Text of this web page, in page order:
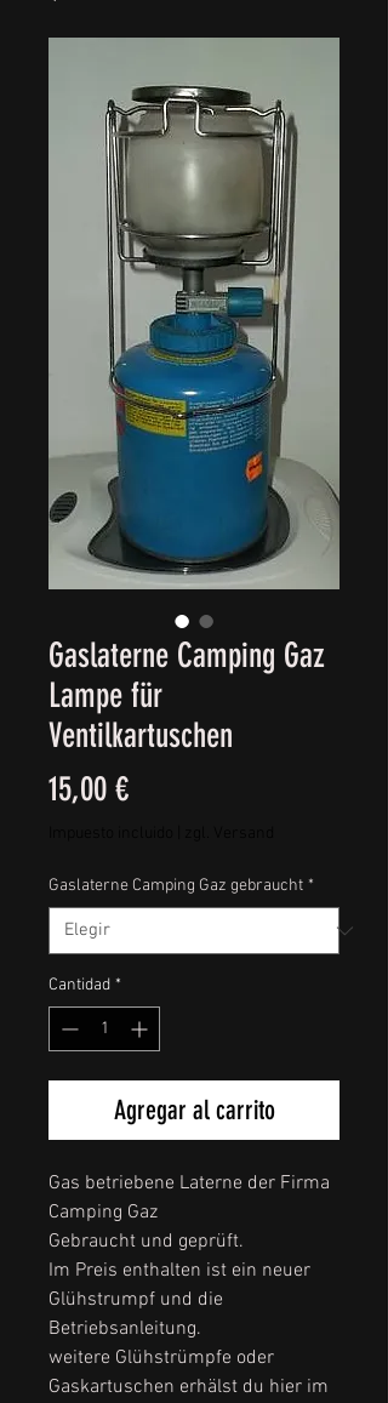
Gaslaterne Camping Gaz
Lampe für
Ventilkartuschen
15,00 €Precio
Gaslaterne Camping Gaz gebraucht *
Cantidad *
Agregar al carrito
Gas betriebene Laterne der Firma
Camping Gaz
Gebraucht und geprüft.
Im Preis enthalten ist ein neuer
Glühstrumpf und die
Betriebsanleitung.
weitere Glühstrümpfe oder
Gaskartuschen erhälst du hier im